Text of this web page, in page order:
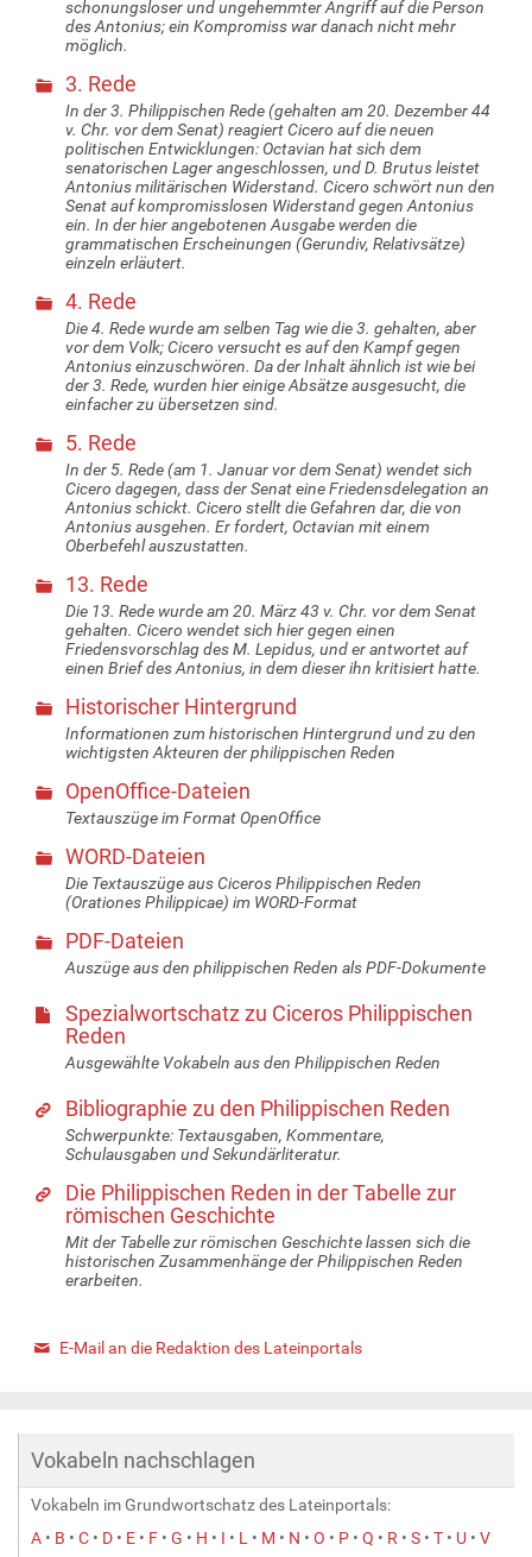
schonungsloser und ungehemmter Angriff auf die Person
des Antonius; ein Kompromiss war danach nicht mehr
möglich.
3. Rede
In der 3. Philippischen Rede (gehalten am 20. Dezember 44
v. Chr. vor dem Senat) reagiert Cicero auf die neuen
politischen Entwicklungen: Octavian hat sich dem
senatorischen Lager angeschlossen, und D. Brutus leistet
Antonius militärischen Widerstand. Cicero schwört nun den
Senat auf kompromisslosen Widerstand gegen Antonius
ein. In der hier angebotenen Ausgabe werden die
grammatischen Erscheinungen (Gerundiv, Relativsätze)
einzeln erläutert.
4. Rede
Die 4. Rede wurde am selben Tag wie die 3. gehalten, aber
vor dem Volk; Cicero versucht es auf den Kampf gegen
Antonius einzuschwören. Da der Inhalt ähnlich ist wie bei
der 3. Rede, wurden hier einige Absätze ausgesucht, die
einfacher zu übersetzen sind.
5. Rede
In der 5. Rede (am 1. Januar vor dem Senat) wendet sich
Cicero dagegen, dass der Senat eine Friedensdelegation an
Antonius schickt. Cicero stellt die Gefahren dar, die von
Antonius ausgehen. Er fordert, Octavian mit einem
Oberbefehl auszustatten.
13. Rede
Die 13. Rede wurde am 20. März 43 v. Chr. vor dem Senat
gehalten. Cicero wendet sich hier gegen einen
Friedensvorschlag des M. Lepidus, und er antwortet auf
einen Brief des Antonius, in dem dieser ihn kritisiert hatte.
Historischer Hintergrund
Informationen zum historischen Hintergrund und zu den
wichtigsten Akteuren der philippischen Reden
OpenOffice-Dateien
Textauszüge im Format OpenOffice
WORD-Dateien
Die Textauszüge aus Ciceros Philippischen Reden
(Orationes Philippicae) im WORD-Format
PDF-Dateien
Auszüge aus den philippischen Reden als PDF-Dokumente
Spezialwortschatz zu Ciceros Philippischen
Reden
Ausgewählte Vokabeln aus den Philippischen Reden
Bibliographie zu den Philippischen Reden
Schwerpunkte: Textausgaben, Kommentare,
Schulausgaben und Sekundärliteratur.
Die Philippischen Reden in der Tabelle zur
römischen Geschichte
Mit der Tabelle zur römischen Geschichte lassen sich die
historischen Zusammenhänge der Philippischen Reden
erarbeiten.
E-Mail an die Redaktion des Lateinportals
Vokabeln nachschlagen
Vokabeln im Grundwortschatz des Lateinportals:
A • B • C • D • E • F • G • H • I • L • M • N • O • P • Q • R • S • T • U • V